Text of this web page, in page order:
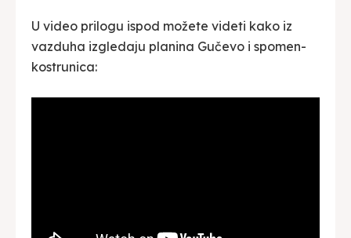
U video prilogu ispod možete videti kako iz
vazduha izgledaju planina Gučevo i spomen-
kostrunica: